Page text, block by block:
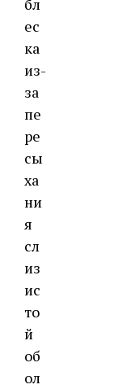
бл
ес
ка
из-
за
пе
ре
сы
ха
ни
я
сл
из
ис
то
й
об
ол